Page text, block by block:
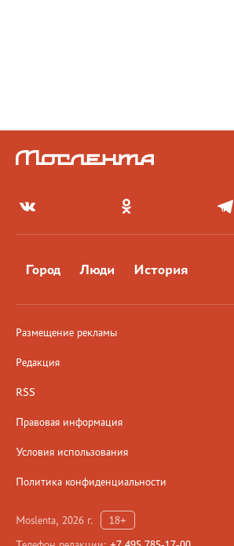
Город Люди История
Размещение рекламы
Редакция
RSS
Правовая информация
Условия использования
Политика конфиденциальности
Moslenta, 2026 г.
18+